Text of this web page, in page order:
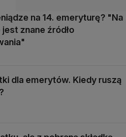
na 14. emeryturę? "Na
jest znane źródło
dla emerytów. Kiedy ruszą